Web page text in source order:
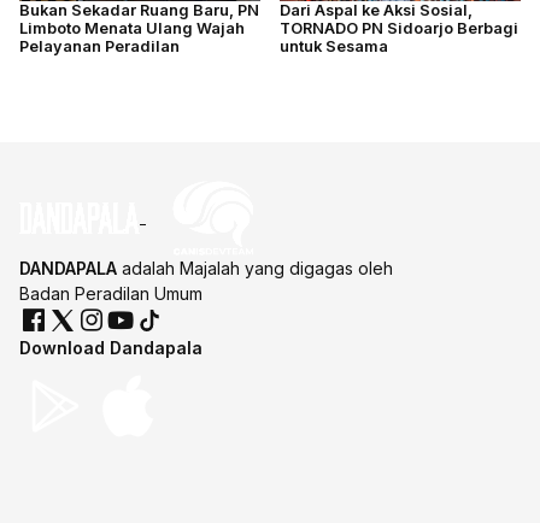
Bukan Sekadar Ruang Baru, PN
Limboto Menata Ulang Wajah
Pelayanan Peradilan
Dari Aspal ke Aksi Sosial,
TORNADO PN Sidoarjo Berbagi
untuk Sesama
DANDAPALA adalah Majalah yang digagas oleh
Badan Peradilan Umum
Download Dandapala